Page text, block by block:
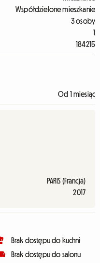
Współdzielone mieszkanie
3 osoby
1
184215
Od 1 miesiąc
PARIS (Francja)
2017
Brak dostępu do kuchni
Brak dostępu do salonu